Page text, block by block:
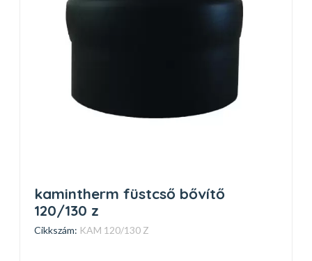
kamintherm füstcső bővítő
120/130 z
Cikkszám: KAM 120/130 Z